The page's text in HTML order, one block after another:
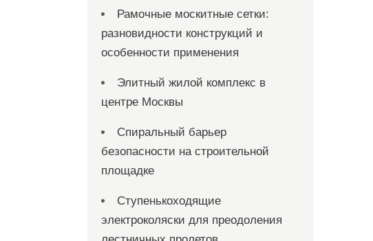
Рамочные москитные сетки:
разновидности конструкций и
особенности применения
Элитный жилой комплекс в
центре Москвы
Спиральный барьер
безопасности на строительной
площадке
Ступенькоходящие
электроколяски для преодоления